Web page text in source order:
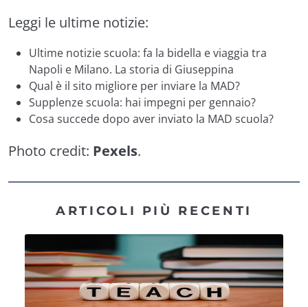
Leggi le ultime notizie:
Ultime notizie scuola: fa la bidella e viaggia tra
Napoli e Milano. La storia di Giuseppina
Qual è il sito migliore per inviare la MAD?
Supplenze scuola: hai impegni per gennaio?
Cosa succede dopo aver inviato la MAD scuola?
Photo credit: Pexels.
ARTICOLI PIÙ RECENTI